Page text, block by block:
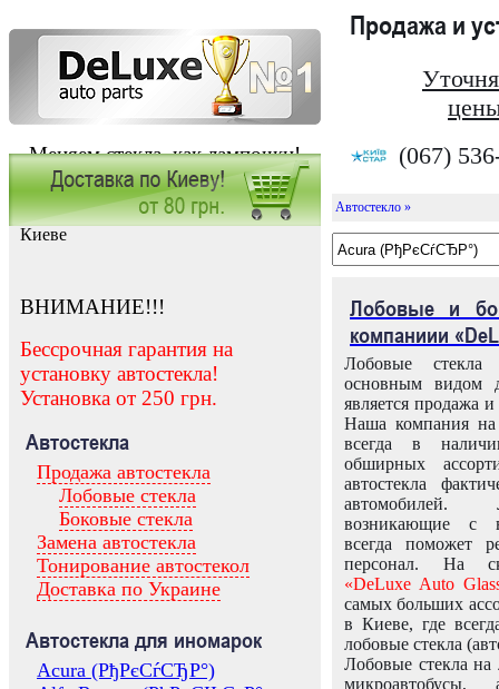
Меняем стекла, как лампочки!
Продажа и
(067)
Заказать установку автостекла в
Киеве
ВНИМАНИЕ!!!
Бессрочная гарантия на
установку автостекла!
Установка от 250 грн.
Автостекла
Продажа автостекла
Лобовые стекла
Боковые стекла
Замена автостекла
Тонирование автостекол
Доставка по Украине
Автостекла для иномарок
Acura (РђРєСѓСЂР°)
Автостекло »
Лобовые и
компаниии
Лобовые
основным видом
является продажа и
Наша компания на
всегда в
обширных
автостекла
возникающие с
всегда поможет
персонал. На
«DeLuxe Auto
самых больших
в Киеве, где
лобовые стекла
Лобовые стекла на
микроавтобусы,